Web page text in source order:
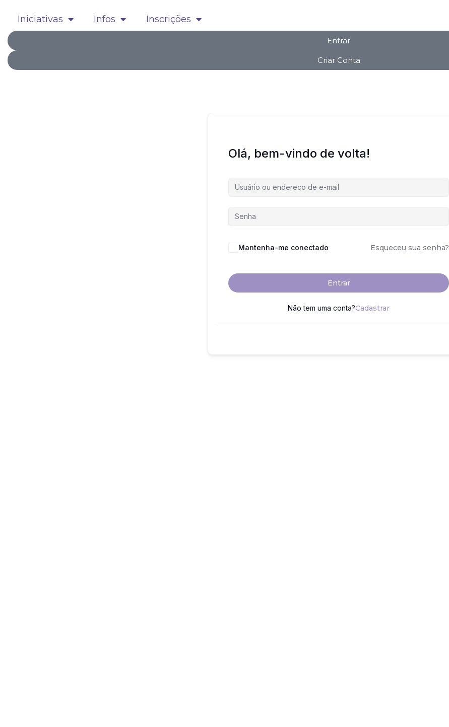
Iniciativas Infos Inscrições
Entrar
Criar Conta
Olá, bem-vindo de volta!
Mantenha-me conectado Esqueceu sua senha?
Entrar
Não tem uma conta?Cadastrar